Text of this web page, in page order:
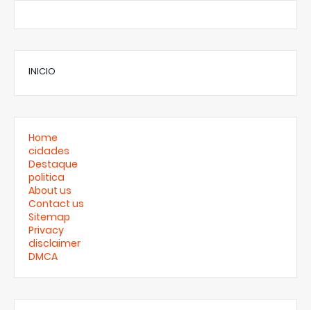
INICIO
Home
cidades
Destaque
politica
About us
Contact us
Sitemap
Privacy
disclaimer
DMCA